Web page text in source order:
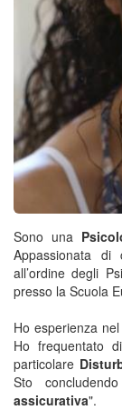
Sono una
Appassionata di
all’ordine degli
presso la Scuola
Ho esperienza
Ho frequentato
particolare
Sto
assicurativa".